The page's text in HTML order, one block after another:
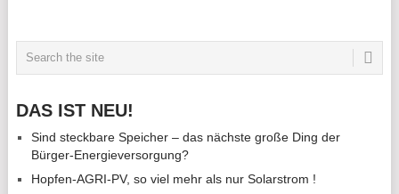
DAS IST NEU!
Sind steckbare Speicher – das nächste große Ding der
Bürger-Energieversorgung?
Hopfen-AGRI-PV, so viel mehr als nur Solarstrom !